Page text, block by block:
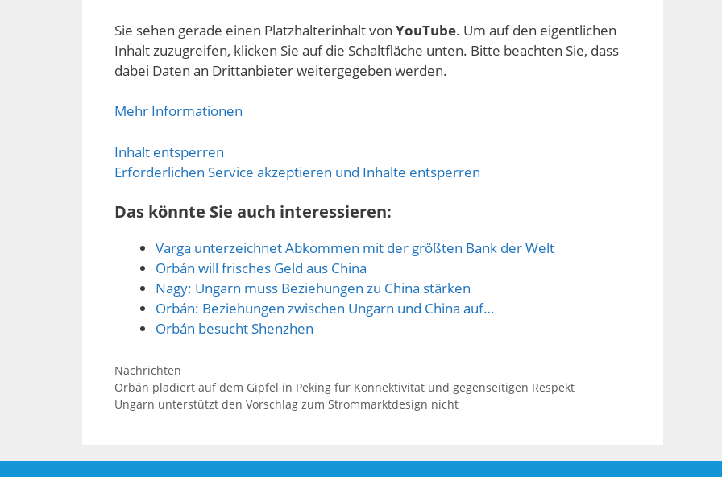
Sie sehen gerade einen Platzhalterinhalt von YouTube. Um auf den eigentlichen
Inhalt zuzugreifen, klicken Sie auf die Schaltfläche unten. Bitte beachten Sie, dass
dabei Daten an Drittanbieter weitergegeben werden.
Mehr Informationen
Inhalt entsperren
Erforderlichen Service akzeptieren und Inhalte entsperren
Das könnte Sie auch interessieren:
Varga unterzeichnet Abkommen mit der größten Bank der Welt
Orbán will frisches Geld aus China
Nagy: Ungarn muss Beziehungen zu China stärken
Orbán: Beziehungen zwischen Ungarn und China auf…
Orbán besucht Shenzhen
Kategorien
Nachrichten
Orbán plädiert auf dem Gipfel in Peking für Konnektivität und gegenseitigen Respekt
Ungarn unterstützt den Vorschlag zum Strommarktdesign nicht